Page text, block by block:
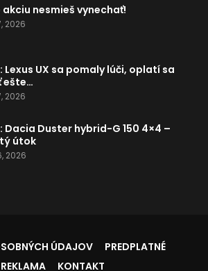
akciu nesmieš vynechať!
2026
Lexus UX sa pomaly lúči, oplatí sa
ešte…
2026
Dacia Duster hybrid-G 150 4×4 –
útok
2026
ÚDAJOV
PREDPLATNÉ
REKLAMA
KONTAKT